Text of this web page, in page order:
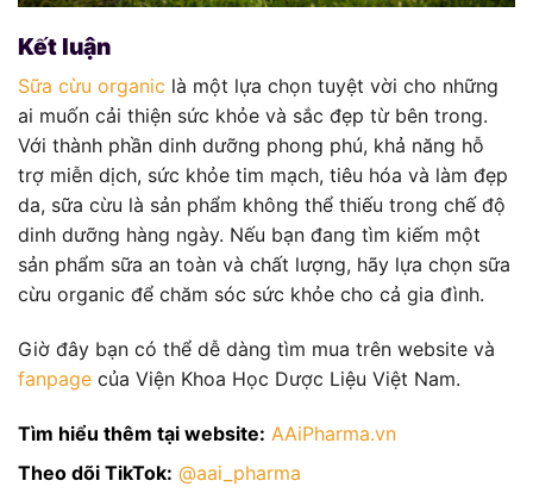
Kết luận
Sữa cừu organic là một lựa chọn tuyệt vời cho những
ai muốn cải thiện sức khỏe và sắc đẹp từ bên trong.
Với thành phần dinh dưỡng phong phú, khả năng hỗ
trợ miễn dịch, sức khỏe tim mạch, tiêu hóa và làm đẹp
da, sữa cừu là sản phẩm không thể thiếu trong chế độ
dinh dưỡng hàng ngày. Nếu bạn đang tìm kiếm một
sản phẩm sữa an toàn và chất lượng, hãy lựa chọn sữa
cừu organic để chăm sóc sức khỏe cho cả gia đình.
Giờ đây bạn có thể dễ dàng tìm mua trên website và
fanpage của Viện Khoa Học Dược Liệu Việt Nam.
Tìm hiểu thêm tại website: AAiPharma.vn
Theo dõi TikTok: @aai_pharma